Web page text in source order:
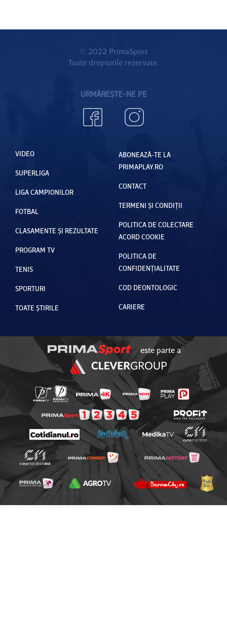
© 2022 PrimaSport
Toate drepturile rezervate.
URMĂREȘTE-NE PE
VIDEO
SUPERLIGA
LIGA CAMPIONILOR
FOTBAL
CLASAMENTE ȘI REZULTATE
PROGRAM TV
TENIS
SPORTURI
TOATE ȘTIRILE
ABONEAZĂ-TE LA
PRIMAPLAY.RO
CONTACT
TERMENI ȘI CONDIȚII
POLITICA DE COLECTARE
ACORD COOKIE
POLITICA DE
CONFIDENȚIALITATE
COD DEONTOLOGIC
CARIERE
este parte a